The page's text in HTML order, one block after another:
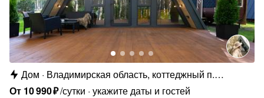
Дом
Владимирская область, коттеджный п.
Сосновые Озёра
От 10990₽/сутки укажите даты и гостей